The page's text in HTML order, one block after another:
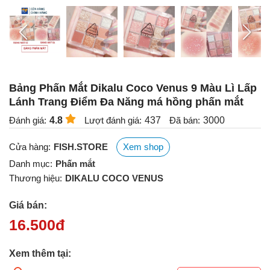
Bảng Phấn Mắt Dikalu Coco Venus 9 Màu Lì Lấp
Lánh Trang Điểm Đa Năng má hồng phấn mắt
Đánh giá: 4.8 Lượt đánh giá: 437 Đã bán: 3000
Cửa hàng: FISH.STORE
Xem shop
Danh mục: Phấn mắt
Thương hiệu: DIKALU COCO VENUS
Giá bán:
16.500đ
Xem thêm tại: